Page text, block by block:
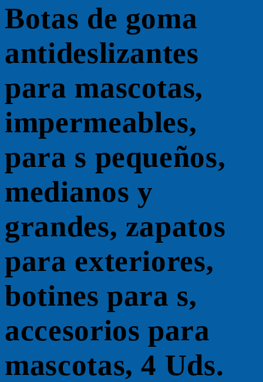
Botas de goma
antideslizantes
para mascotas,
impermeables,
para s pequeños,
medianos y
grandes, zapatos
para exteriores,
botines para s,
accesorios para
mascotas, 4 Uds.